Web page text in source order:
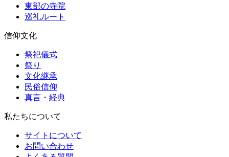
東部の寺院
巡礼ルート
信仰文化
祭祀儀式
祭り
文化継承
民俗信仰
真言・経典
私たちについて
サイトについて
お問い合わせ